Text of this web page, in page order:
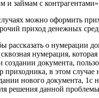
и займам с
можно оформить
приход денежных
рассказать о нумерации
нумерация, которая
создании документа,
приходника, в этом случае
нового документа, 1с
решения данной